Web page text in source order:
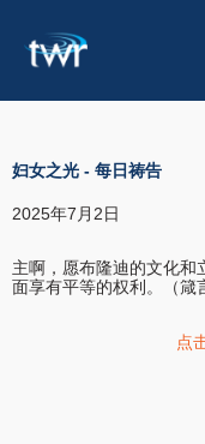
妇女之光 - 每日祷告
2025年7月2日
主啊，愿布隆迪的文化和
面享有平等的权利。（箴
点